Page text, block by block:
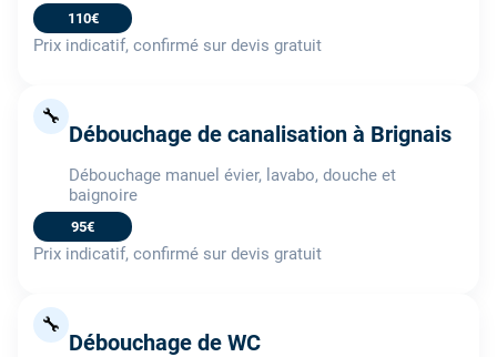
110€
Prix indicatif, confirmé sur devis gratuit
🔧
Débouchage de canalisation à Brignais
Débouchage manuel évier, lavabo, douche et
baignoire
95€
Prix indicatif, confirmé sur devis gratuit
🔧
Débouchage de WC